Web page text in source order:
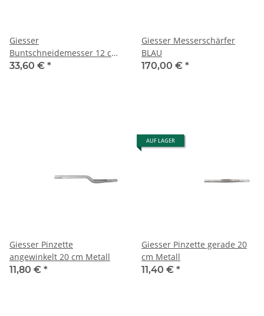
Giesser
Buntschneidemesser 12 cm
abgewinkelt
33,60 € *
Giesser Messerschärfer
BLAU
170,00 € *
Giesser Pinzette
angewinkelt 20 cm Metall
11,80 € *
AUF LAGER
Giesser Pinzette gerade 20
cm Metall
11,40 € *